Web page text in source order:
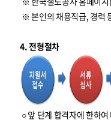
※ 본인의 채용직급, 경력
4. 전형절차
○ 앞 단계 합격자에 한하